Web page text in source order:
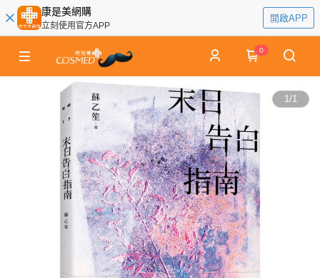
康是美網購
立刻使用官方APP
開啟APP
0
1/1